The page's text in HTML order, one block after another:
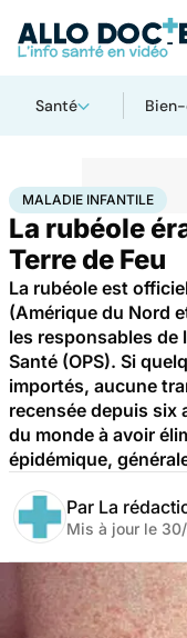
Santé
AccueilSantéMaladie
MALADIE INFANTILE
La rubéole
Terre de Feu
La rubéole est
(Amérique du Nord
les responsables de
Santé (OPS). Si
importés, aucune
recensée depuis six
du monde à avoir
épidémique,
Par La
Mis à jour le